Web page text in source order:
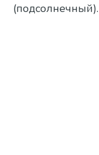
(подсолнечный).